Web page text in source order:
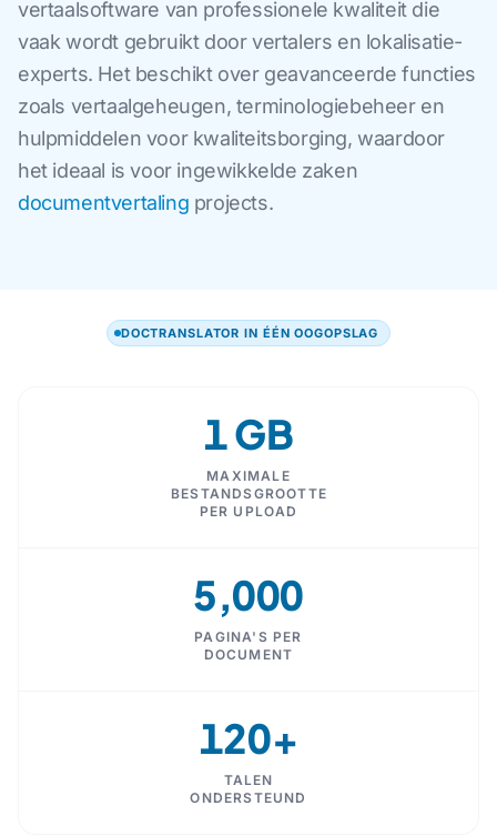
vertaalsoftware van professionele kwaliteit die
vaak wordt gebruikt door vertalers en lokalisatie-
experts. Het beschikt over geavanceerde functies
zoals vertaalgeheugen, terminologiebeheer en
hulpmiddelen voor kwaliteitsborging, waardoor
het ideaal is voor ingewikkelde zaken
documentvertaling projects.
DOCTRANSLATOR IN ÉÉN OOGOPSLAG
1 GB
MAXIMALE
BESTANDSGROOTTE
PER UPLOAD
5,000
PAGINA'S PER
DOCUMENT
120+
TALEN
ONDERSTEUND